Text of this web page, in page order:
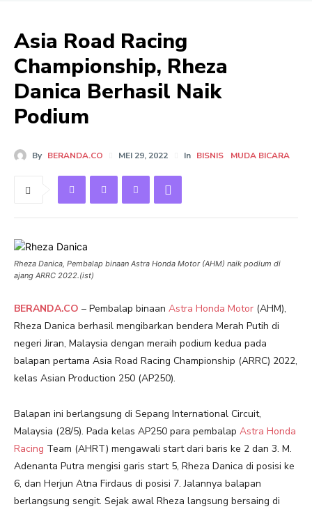
Asia Road Racing
Championship, Rheza
Danica Berhasil Naik
Podium
By BERANDA.CO MEI 29, 2022 In BISNIS MUDA BICARA
Rheza Danica, Pembalap binaan Astra Honda Motor (AHM) naik podium di
ajang ARRC 2022.(ist)
BERANDA.CO – Pembalap binaan Astra Honda Motor (AHM),
Rheza Danica berhasil mengibarkan bendera Merah Putih di
negeri Jiran, Malaysia dengan meraih podium kedua pada
balapan pertama Asia Road Racing Championship (ARRC) 2022,
kelas Asian Production 250 (AP250).
Balapan ini berlangsung di Sepang International Circuit,
Malaysia (28/5). Pada kelas AP250 para pembalap Astra Honda
Racing Team (AHRT) mengawali start dari baris ke 2 dan 3. M.
Adenanta Putra mengisi garis start 5, Rheza Danica di posisi ke
6, dan Herjun Atna Firdaus di posisi 7. Jalannya balapan
berlangsung sengit. Sejak awal Rheza langsung bersaing di